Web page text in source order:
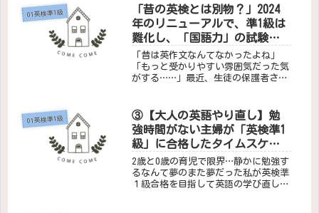
書いても、全然点数が出ない……。
【実録】英検1級「要約問題」― 実際
に...
01英検準1級
「昔の英検とは別物？」2024
年のリニューアルで、準1級は
難化し、「国語力」の試験に
なった。
「昔は英作文なんてなかったよね」
「もっと受かりやすい雰囲気だった気
がする……」最近、生徒の保護者さん
はこれ、気のせいではありません。実
際に、英検はここ数年で劇的な「進
化」と「...
01英検準1級
③【大人の英語やり直し】勉
強時間がない主婦が「英検準1
級」に合格したタイムスケジ
ュール
2歳と0歳の育児で限界…静かに勉強す
るなんて夢のまた夢だった私が英検準
１級合格を目指して英語の学び直しを